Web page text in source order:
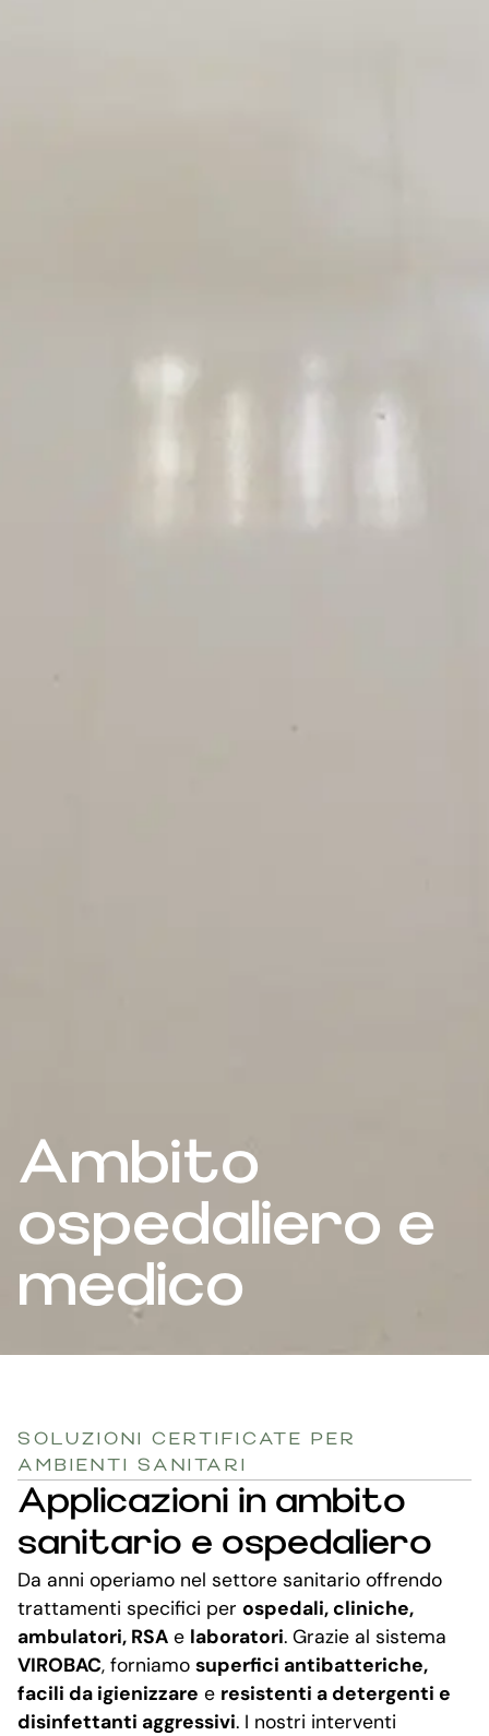
Ambito
ospedaliero e
medico
SOLUZIONI CERTIFICATE PER
AMBIENTI SANITARI
Applicazioni in ambito
sanitario e ospedaliero
Da anni operiamo nel settore sanitario offrendo
trattamenti specifici per ospedali, cliniche,
ambulatori, RSA e laboratori. Grazie al sistema
VIROBAC, forniamo superfici antibatteriche,
facili da igienizzare e resistenti a detergenti e
disinfettanti aggressivi. I nostri interventi